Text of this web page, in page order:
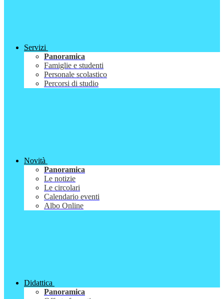
Servizi
Panoramica
Famiglie e studenti
Personale scolastico
Percorsi di studio
Novità
Panoramica
Le notizie
Le circolari
Calendario eventi
Albo Online
Didattica
Panoramica